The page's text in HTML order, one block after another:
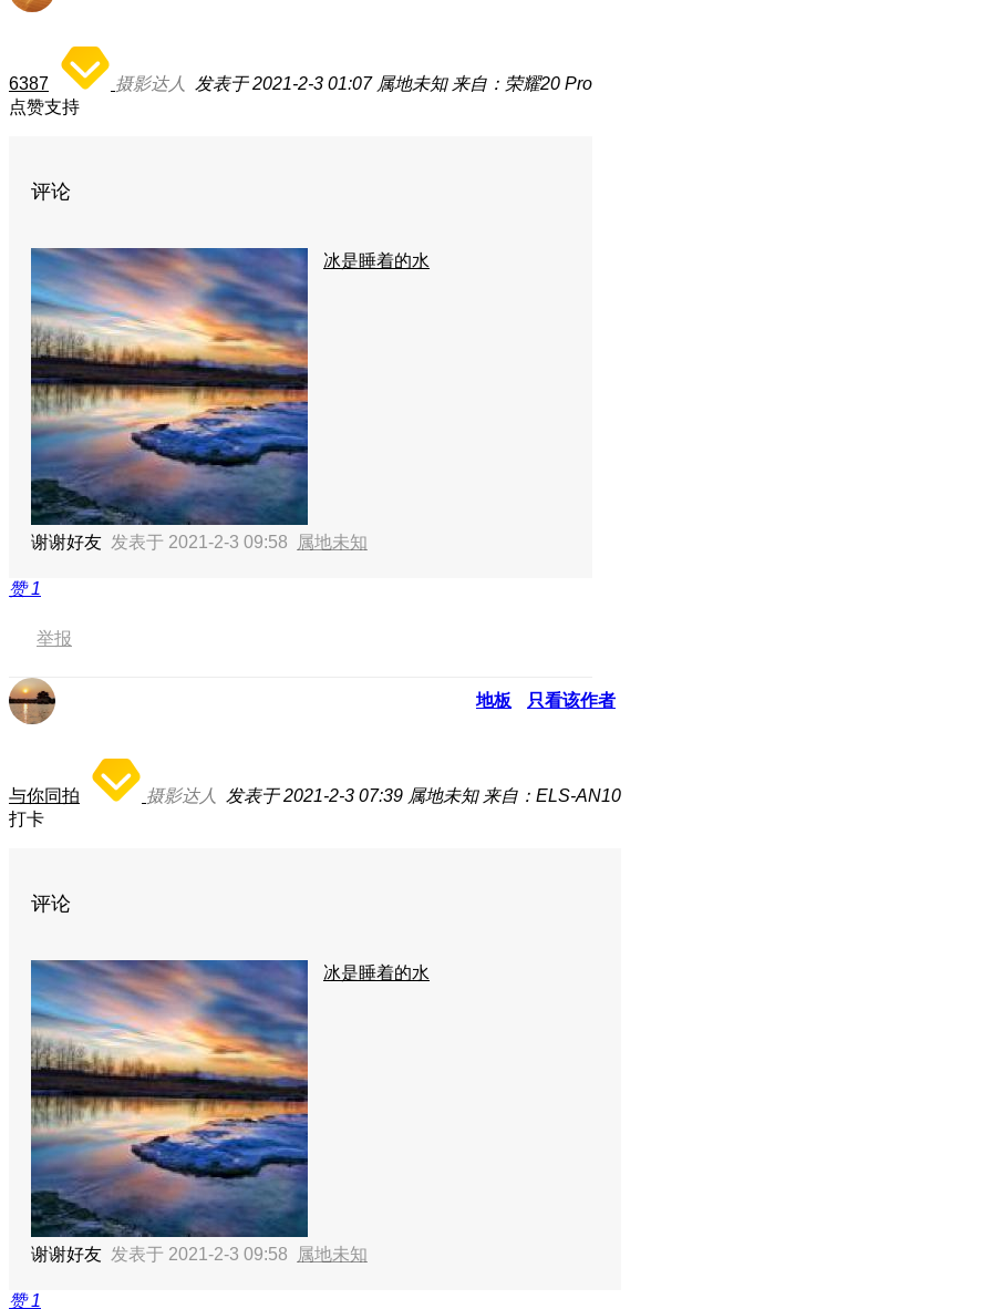
6387 摄影达人 发表于 2021-2-3 01:07 属地未知 来自：荣耀20 Pro
点赞支持
评论
冰是睡着的水
谢谢好友 发表于 2021-2-3 09:58 属地未知
赞1
举报
地板 只看该作者
与你同拍 摄影达人 发表于 2021-2-3 07:39 属地未知 来自：ELS-AN10
打卡
评论
冰是睡着的水
谢谢好友 发表于 2021-2-3 09:58 属地未知
赞1